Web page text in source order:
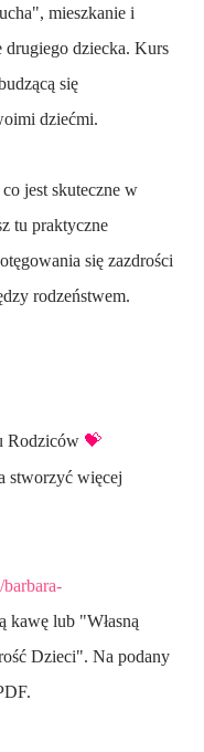
mieszkanie i
drugiego dziecka. Kurs
się
dziećmi.
jest skuteczne w
tu praktyczne
się zazdrości
rodzeństwem.
Rodziców 💝
stworzyć więcej
kawę lub "Własną
Dzieci". Na podany